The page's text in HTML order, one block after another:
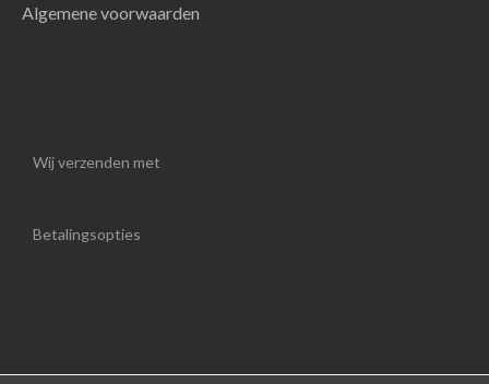
Algemene voorwaarden
Wij verzenden met
Betalingsopties